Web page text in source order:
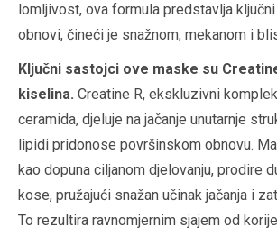
lomljivost, ova formula predstavlja
obnovi, čineći je snažnom, mekanom i
Ključni sastojci ove maske su
kiselina. Creatine R, ekskluzivni
ceramida, djeluje na jačanje unutarnje
lipidi pridonose površinskom obnovu.
kao dopuna ciljanom djelovanju, prodire
kose, pružajući snažan učinak jačanja i
To rezultira ravnomjernim sjajem od